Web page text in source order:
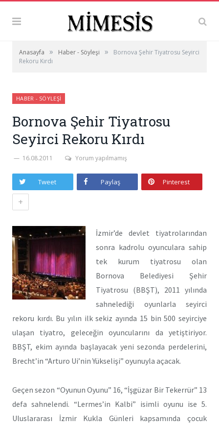
Anasayfa » Haber - Söyleşi »
Bornova Şehir Tiyatrosu Seyirci
Rekoru Kırdı
HABER - SÖYLEŞI
Bornova Şehir Tiyatrosu
Seyirci Rekoru Kırdı
16.08.2011 Yorum yapılmamış
Tweet Paylaş Pinterest
+
İzmir’de devlet tiyatrolarından
sonra kadrolu oyunculara sahip
tek kurum tiyatrosu olan
Bornova Belediyesi Şehir
Tiyatrosu (BBŞT), 2011 yılında
sahnelediği oyunlarla seyirci
rekoru kırdı. Bu yılın ilk sekiz ayında 15 bin 500 seyirciye
ulaşan tiyatro, geleceğin oyuncularını da yetiştiriyor.
BBŞT, ekim ayında başlayacak yeni sezonda perdelerini,
Brecht’in “Arturo Ui’nin Yükselişi” oyunuyla açacak.
Geçen sezon “Oyunun Oyunu” 16, “İşgüzar Bir Tekerrür” 13
defa sahnelendi. “Lermes’in Kalbi” isimli oyunu ise 5.
Uluslararası İzmir Kukla Günleri kapsamında çocuk